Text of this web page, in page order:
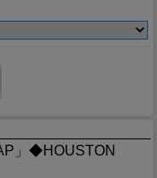
」◆HOUSTON